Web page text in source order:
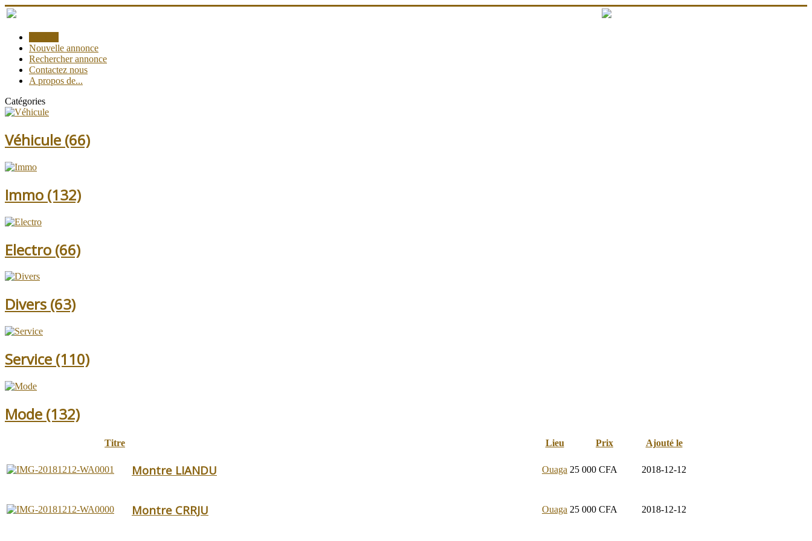
Nouvelle annonce
Rechercher annonce
Contactez nous
A propos de...
Catégories
Véhicule (66)
Immo (132)
Electro (66)
Divers (63)
Service (110)
Mode (132)
Titre Lieu Prix Ajouté le
Montre LIANDU Ouaga 25 000 CFA 2018-12-12
Montre CRRJU Ouaga 25 000 CFA 2018-12-12